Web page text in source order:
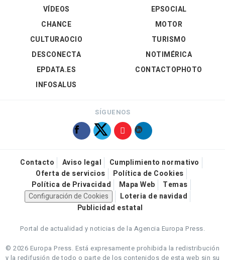
VÍDEOS
EPSOCIAL
CHANCE
CULTURAOCIO
DESCONECTA
EPDATA.ES
INFOSALUS
MOTOR
TURISMO
NOTIMÉRICA
CONTACTOPHOTO
SÍGUENOS
Contacto Aviso legal
Cumplimiento normativo
Oferta de servicios
Política de Cookies
Política de Privacidad
Mapa Web
Temas
Configuración de Cookies
Loteria de navidad
Publicidad estatal
Portal de actualidad y noticias de la Agencia Europa Press.
© 2026 Europa Press. Está expresamente prohibida la redistribución
y la redifusión de todo o parte de los contenidos de esta web sin su